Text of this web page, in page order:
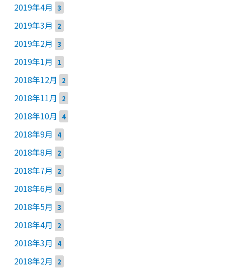
2019年4月 3
2019年3月 2
2019年2月 3
2019年1月 1
2018年12月 2
2018年11月 2
2018年10月 4
2018年9月 4
2018年8月 2
2018年7月 2
2018年6月 4
2018年5月 3
2018年4月 2
2018年3月 4
2018年2月 2